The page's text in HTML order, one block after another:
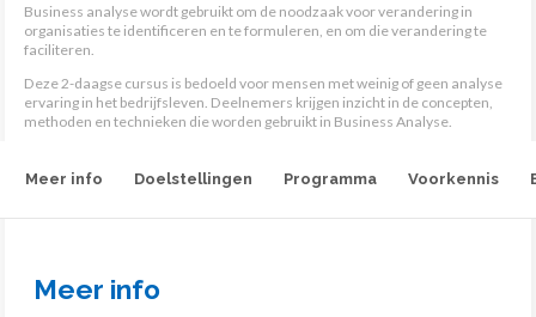
Business analyse wordt gebruikt om de noodzaak voor verandering in
organisaties te identificeren en te formuleren, en om die verandering te
faciliteren.
Deze 2-daagse cursus is bedoeld voor mensen met weinig of geen analyse
ervaring in het bedrijfsleven. Deelnemers krijgen inzicht in de concepten,
methoden en technieken die worden gebruikt in Business Analyse.
Meer info Doelstellingen Programma Voorkennis
Meer info